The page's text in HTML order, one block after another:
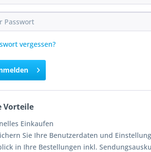
vergessen?
Vorteile
Einkaufen
Sie Ihre Benutzerdaten und
in Ihre Bestellungen inkl.